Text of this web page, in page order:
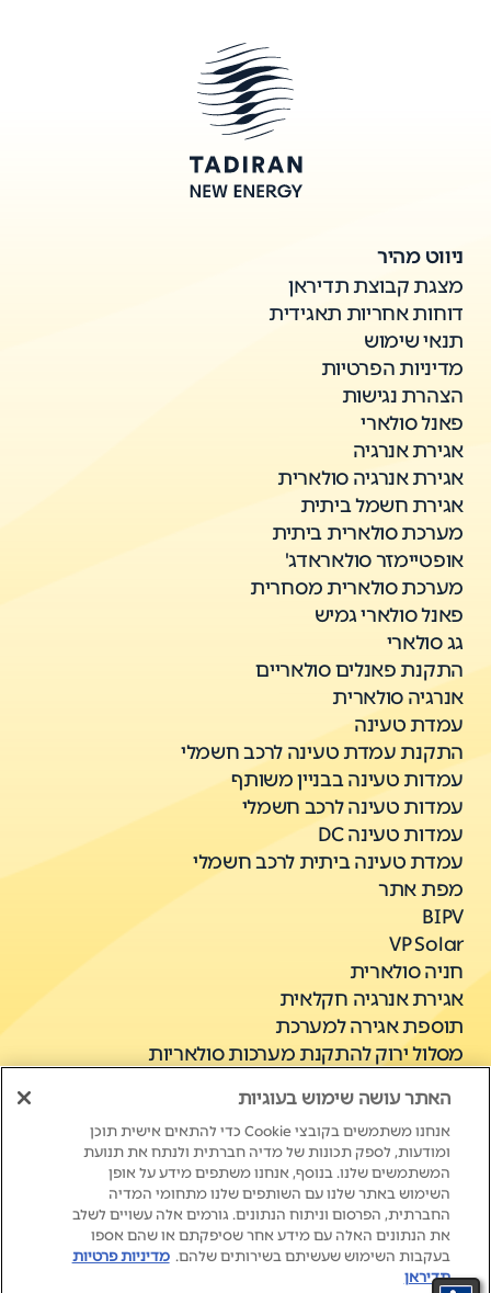
ניווט מהיר
מצגת קבוצת תדיראן
דוחות אחריות תאגידית
תנאי שימוש
מדיניות הפרטיות
הצהרת נגישות
פאנל סולארי
אגירת אנרגיה
אגירת אנרגיה סולארית
אגירת חשמל ביתית
מערכת סולארית ביתית
אופטיימזר סולאראדג'
מערכת סולארית מסחרית
פאנל סולארי גמיש
גג סולארי
התקנת פאנלים סולאריים
אנרגיה סולארית
עמדת טעינה
התקנת עמדת טעינה לרכב חשמלי
עמדות טעינה בבניין משותף
עמדות טעינה לרכב חשמלי
עמדות טעינה DC
עמדת טעינה ביתית לרכב חשמלי
מפת אתר
BIPV
VP Solar
חניה סולארית
אגירת אנרגיה חקלאית
תוספת אגירה למערכת
מסלול ירוק להתקנת מערכות סולאריות
New Life. New Energy.
האתר עושה שימוש בעוגיות
אנחנו משתמשים בקובצי Cookie כדי להתאים אישית תוכן
ומודעות, לספק תכונות של מדיה חברתית ולנתח את תנועת
המשתמשים שלנו. בנוסף, אנחנו משתפים מידע על אופן
השימוש באתר שלנו עם השותפים שלנו מתחומי המדיה
החברתית, הפרסום וניתוח הנתונים. גורמים אלה עשויים לשלב
את הנתונים האלה עם מידע אחר שסיפקתם או שהם אספו
בעקבות השימוש שעשיתם בשירותים שלהם. מדיניות פרטיות
תדיראן